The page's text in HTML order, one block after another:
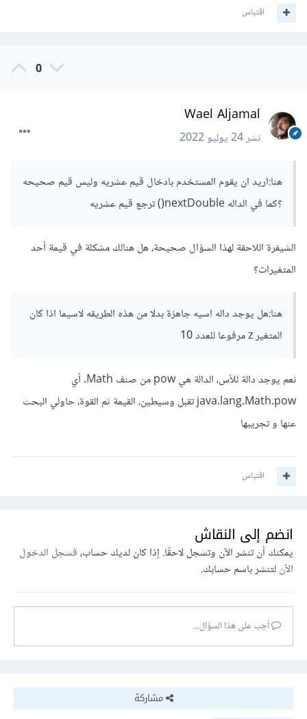
اقتباس
0
Wael Aljamal
نشر24 يوليو 2022
هنا:اريد ان يقوم المستخدم بادخال قيم عشريه وليس قيم صحيحه
؟كما في الداله nextDouble() ترجع قيم عشريه
الشيفرة اللاحقة لهذا السؤال صحيحة، هل هنالك مشكلة في قيمة أحد
المتغيرات؟
هنا:هل يوجد داله اسيه جاهزة بدلا من هذه الطريقه لاسيما اذا كان
المتغير z مرفوعا للعدد 10
نعم يوجد دالة للأس، الدالة هي pow من صنف Math. أي
java.lang.Math.pow تقبل وسيطين، القيمة ثم القوة، حاولي البحث
عنها و تجريبها
اقتباس
انضم إلى النقاش
يمكنك أن تنشر الآن وتسجل لاحقًا. إذا كان لديك حساب،فسجل الدخول
الآنلتنشر باسم حسابك.
أجب على هذا السؤال...
مشاركة